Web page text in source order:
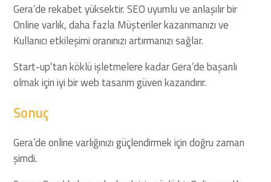
Gera’de rekabet yüksektir. SEO uyumlu ve anlaşılır bir
Online varlık, daha fazla Müşteriler kazanmanızı ve
Kullanıcı etkileşimi oranınızı artırmanızı sağlar.
Start-up’tan köklü işletmelere kadar Gera’de başarılı
olmak için iyi bir web tasarım güven kazandırır.
Sonuç
Gera’de online varlığınızı güçlendirmek için doğru zaman
şimdi.